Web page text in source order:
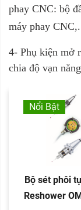
phay CNC: bộ đ
máy phay
4- Phụ kiện mở
chia độ vạn
Nổi Bật
Bộ sét phôi
Reshower